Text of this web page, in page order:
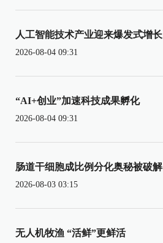
人工智能技术产业迎来爆发式增长
2026-08-04 09:31
“AI+创业”加速科技成果孵化
2026-08-04 09:31
肠道干细胞成比例分化奥秘被破解
2026-08-03 03:15
无人机牧渔 “活鲜”更鲜活